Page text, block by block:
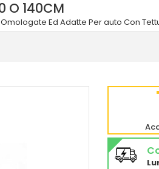
O 140CM
Ed Adatte Per auto Con